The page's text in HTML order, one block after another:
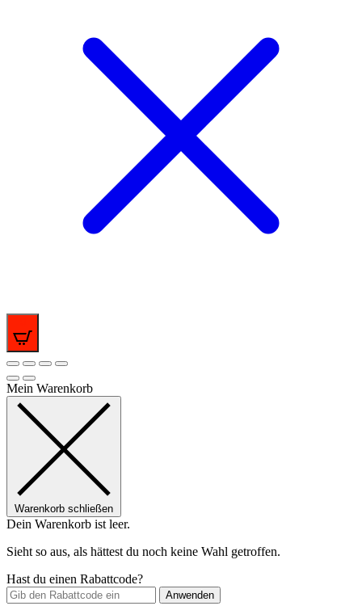
Mein Warenkorb
Warenkorb schließen
Dein Warenkorb ist leer.
Sieht so aus, als hättest du noch keine Wahl getroffen.
Hast du einen Rabattcode?
Anwenden